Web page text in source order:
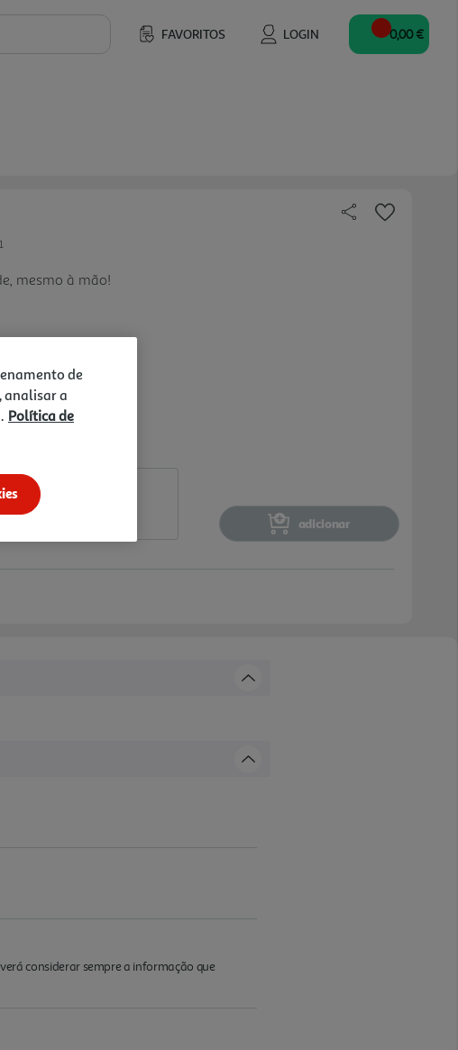
FAVORITOS LOGIN 0,00 €
mesmo à mão!
adicionar
considerar sempre a informação que
de
analisar a
Política de